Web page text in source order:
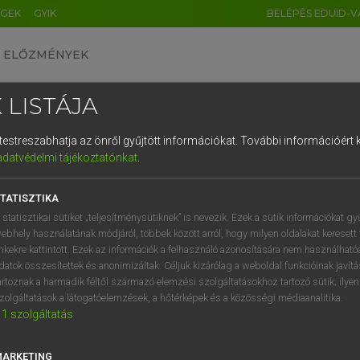
GYIK BELÉPÉS EDUID-
ELŐZMÉNYEK
angol szótár
Bizottság
keresése szótárainkban
LISTÁJA
az önről gyűjtött információkat. További információért
tájékoztatónkat.
statisztikai sütiket „teljesítménysütiknek” is nevezik. Ezek a sütik információkat
használatának módjáról, többek között arról, hogy milyen oldalakat keresett
kattintott. Ezek az információk a felhasználó azonosítására nem
összesítettek és anonimizáltak. Céljuk kizárólag a weboldal funkcióinak
a harmadik féltől származó elemzési szolgáltatásokhoz tartozó sütik;
a látogatóelemzések, a hőtérképek és a közösségi médiaanalitika.
1 szolgáltatás
DE CN FR ES IT NL
1 2 3 4 5 6 7 8 9
q w e r t z u i
a s d f g h j k l é
í y x c v b n m , .